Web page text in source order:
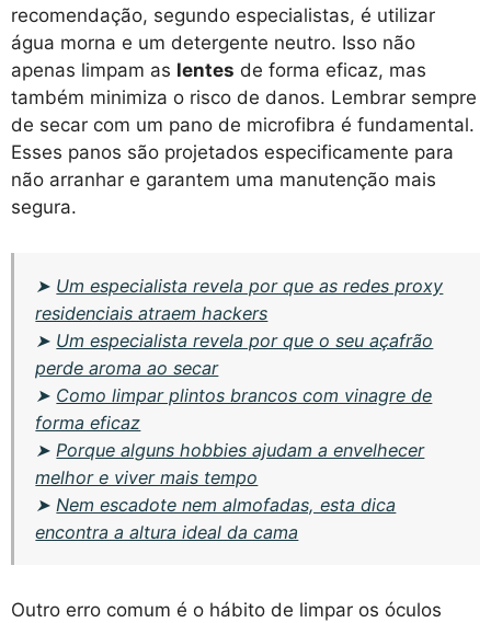
recomendação, segundo especialistas, é utilizar
água morna e um detergente neutro. Isso não
apenas limpam as lentes de forma eficaz, mas
também minimiza o risco de danos. Lembrar sempre
de secar com um pano de microfibra é fundamental.
Esses panos são projetados especificamente para
não arranhar e garantem uma manutenção mais
segura.
➤ Um especialista revela por que as redes proxy
residenciais atraem hackers
➤ Um especialista revela por que o seu açafrão
perde aroma ao secar
➤ Como limpar plintos brancos com vinagre de
forma eficaz
➤ Porque alguns hobbies ajudam a envelhecer
melhor e viver mais tempo
➤ Nem escadote nem almofadas, esta dica
encontra a altura ideal da cama
Outro erro comum é o hábito de limpar os óculos